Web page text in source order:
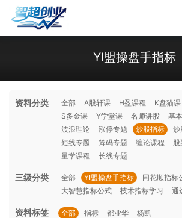
YI盟操盘手指标
资料分类 全部 A股轩课 H盈课程 K盘猫课
S多金课
Y学堂课 名师讲股 基
波浪理论
涨停专题 炒股指标 炒
短线专题
筹码专题 缠论课程 股
量学课程
长线专题
三级分类 全部 YI盟操盘手指标
同花顺指标
大智慧指标公式
技术指标学习 通
资料标签 全部 指标 都业华 杨凯